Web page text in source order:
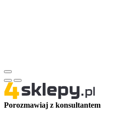
Porozmawiaj z konsultantem